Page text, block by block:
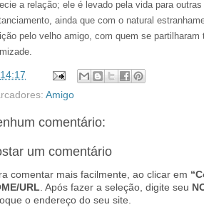
a relação; ele é levado pela vida para
ainda que com o natural
pelo velho amigo, com quem se
14:17
Amigo
comentário:
um comentário
comentar mais facilmente, ao clicar em
URL. Após fazer a seleção, digite seu
o endereço do seu site.